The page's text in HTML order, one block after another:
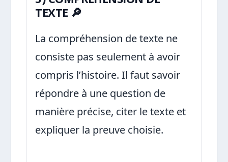
TEXTE 🔎
La compréhension de texte ne
consiste pas seulement à avoir
compris l’histoire. Il faut savoir
répondre à une question de
manière précise, citer le texte et
expliquer la preuve choisie.